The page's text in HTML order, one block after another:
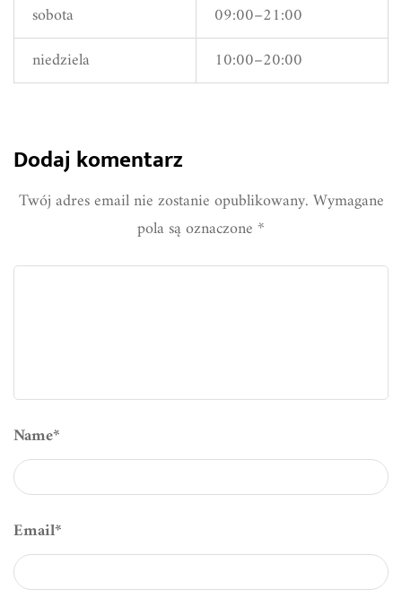
sobota
09:00–21:00
niedziela
10:00–20:00
Dodaj komentarz
Twój adres email nie zostanie opublikowany.Wymagane
pola są oznaczone*
Name*
Email*